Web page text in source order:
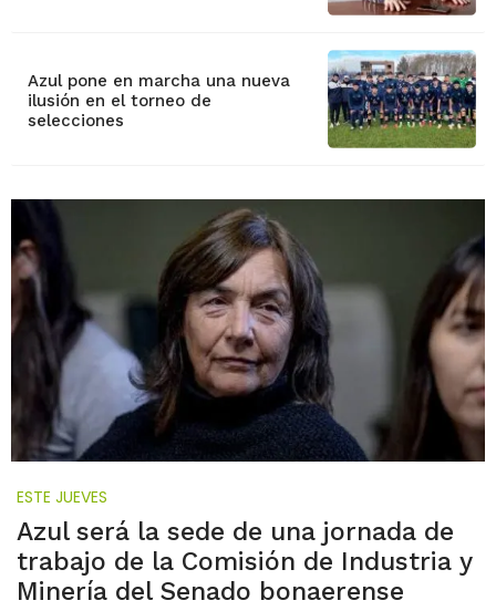
Azul pone en marcha una nueva
ilusión en el torneo de
selecciones
ESTE JUEVES
Azul será la sede de una jornada de
trabajo de la Comisión de Industria y
Minería del Senado bonaerense